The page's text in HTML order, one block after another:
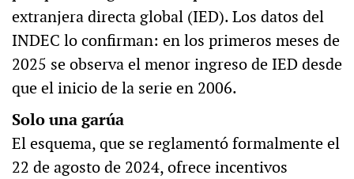
extranjera directa global (IED). Los datos del
INDEC lo confirman: en los primeros meses de
2025 se observa el menor ingreso de IED desde
que el inicio de la serie en 2006.
Solo una garúa
El esquema, que se reglamentó formalmente el
22 de agosto de 2024, ofrece incentivos